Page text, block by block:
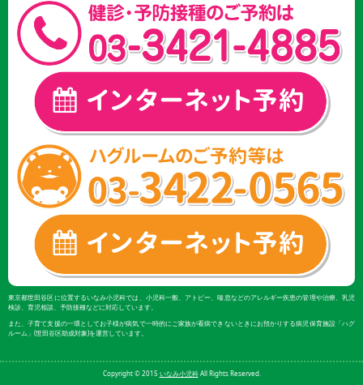
東京都世田谷区に位置するいなみ小児科では、小児科一般、アトピー、喘息などのアレルギー疾患の管理や治療、乳児
検診、育児相談、予防接種などに対応しています。
また、子育て支援の一環としてお子様が病気で一時的にご家族が看病できないときにお預かりする病児保育施設「ハグ
ルーム」(世田谷区助成対象)を運営しています。
Copyright © 2015 いなみ小児科All Rights Reserved.